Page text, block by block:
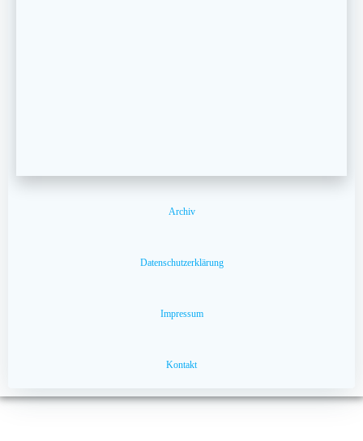
Archiv
Datenschutzerklärung
Impressum
Kontakt